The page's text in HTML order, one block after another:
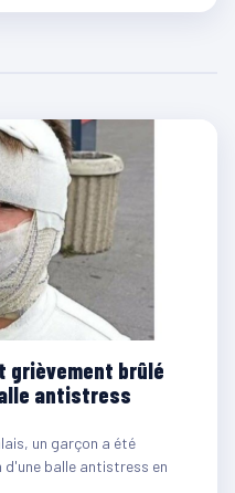
grièvement brûlé
antistress
un garçon a été
balle antistress en